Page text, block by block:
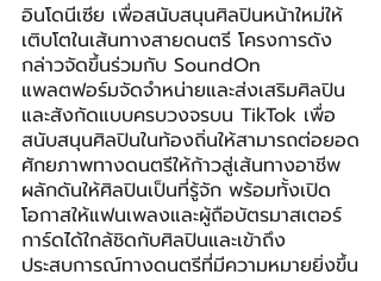
อินโดนีเซีย เพื่อสนับสนุนศิลปินหน้าใหม่ให้
เติบโตในเส้นทางสายดนตรี โครงการดัง
กล่าวจัดขึ้นร่วมกับ SoundOn
แพลตฟอร์มจัดจำหน่ายและส่งเสริมศิลปิน
และสังกัดแบบครบวงจรบน TikTok เพื่อ
สนับสนุนศิลปินในท้องถิ่นให้สามารถต่อยอด
ศักยภาพทางดนตรีให้ก้าวสู่เส้นทางอาชีพ
ผลักดันให้ศิลปินเป็นที่รู้จัก พร้อมทั้งเปิด
โอกาสให้แฟนเพลงและผู้ถือบัตรมาสเตอร์
การ์ดได้ใกล้ชิดกับศิลปินและเข้าถึง
ประสบการณ์ทางดนตรีที่มีความหมายยิ่งขึ้น